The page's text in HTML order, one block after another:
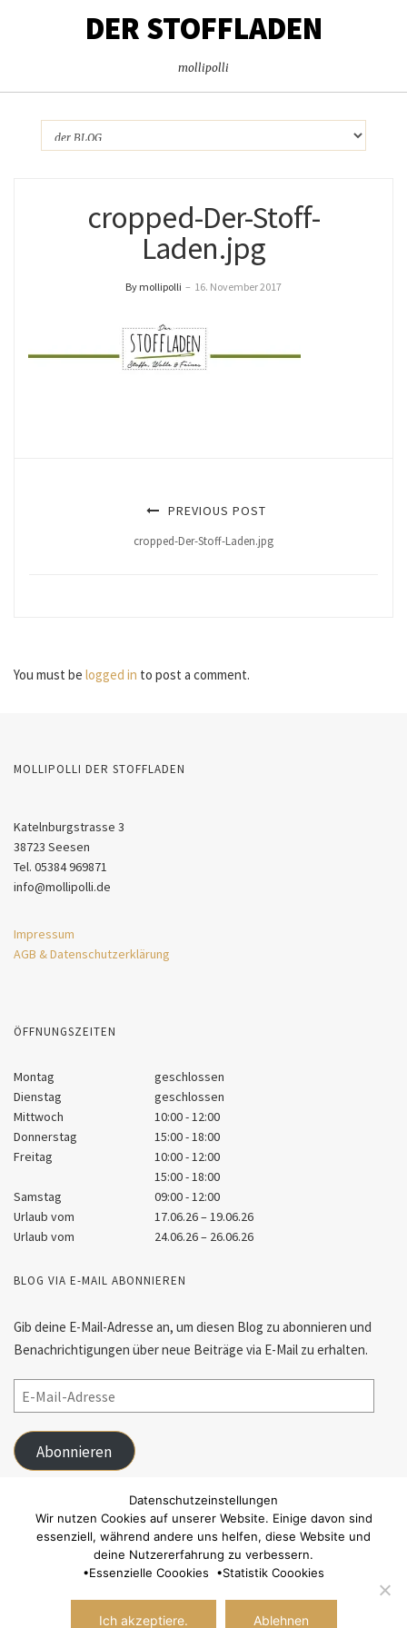
DER STOFFLADEN
mollipolli
cropped-Der-Stoff-
Laden.jpg
By mollipolli – 16. November 2017
PREVIOUS POST
cropped-Der-Stoff-Laden.jpg
You must be logged in to post a comment.
MOLLIPOLLI DER STOFFLADEN
Katelnburgstrasse 3
38723 Seesen
Tel. 05384 969871
info@mollipolli.de
Impressum
AGB & Datenschutzerklärung
ÖFFNUNGSZEITEN
Montag
geschlossen
Dienstag
geschlossen
Mittwoch
10:00 - 12:00
Donnerstag
15:00 - 18:00
Freitag
10:00 - 12:00
15:00 - 18:00
Samstag
09:00 - 12:00
Urlaub vom
17.06.26 – 19.06.26
Urlaub vom
24.06.26 – 26.06.26
BLOG VIA E-MAIL ABONNIEREN
Gib deine E-Mail-Adresse an, um diesen Blog zu abonnieren und
Benachrichtigungen über neue Beiträge via E-Mail zu erhalten.
Abonnieren
Schließe dich 55 anderen Abonnenten an
FACEBOOK
Datenschutzeinstellungen
Wir nutzen Cookies auf unserer Website. Einige davon sind
essenziell, während andere uns helfen, diese Website und
deine Nutzererfahrung zu verbessern.
•Essenzielle Coookies •Statistik Coookies
Ich akzeptiere. Ablehnen